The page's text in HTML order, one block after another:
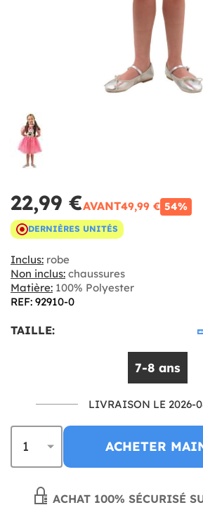
22,99 €AVANT49,99 € 54%
DERNIÈRES UNITÉS
Inclus: robe
Non inclus: chaussures
Matière: 100% Polyester
REF: 92910-0
TAILLE:
7-8 ans
LIVRAISON LE 2026-
ACHETER
ACHAT 100% SÉCURISÉ